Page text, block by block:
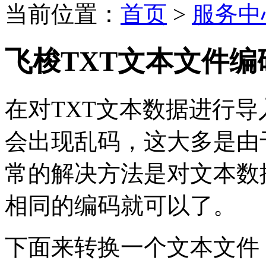
当前位置： 首页 > 服务
飞梭TXT文本文件
在对TXT文本数据进行
会出现乱码，这大多是
常的解决方法是对文本
相同的编码就可以了。
下面来转换一个文本文